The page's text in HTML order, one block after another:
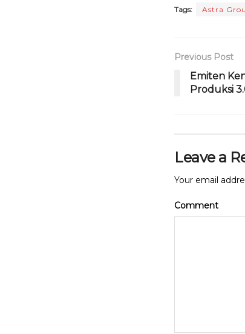
c
b
o
o
it
r
Tags: Astra
Previous Post
Emiten
Produksi
Leave a
Your email
Comment